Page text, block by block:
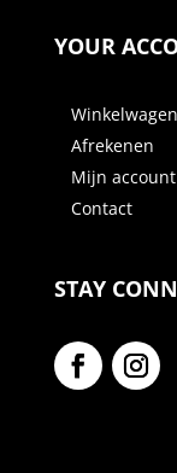
YOUR
Winkelwagen
Afrekenen
Mijn account
Contact
STAY